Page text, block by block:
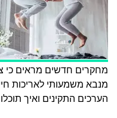
מחקרים חדשים מראים כי
מנבא משמעותי לאריכות
הערכים התקינים ואיך